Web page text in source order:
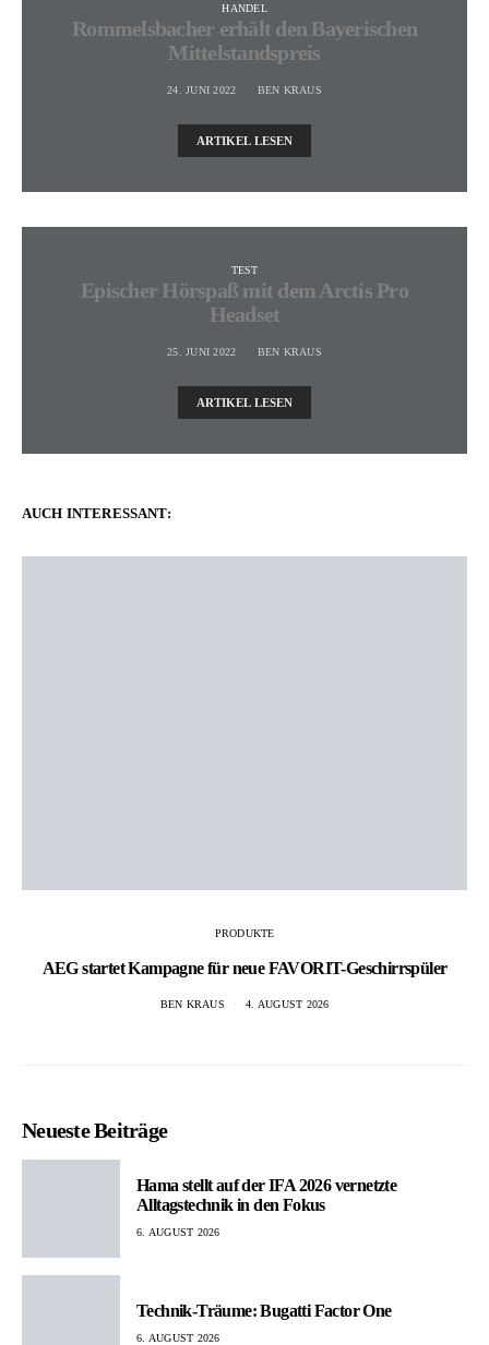
HANDEL
Rommelsbacher erhält den Bayerischen
Mittelstandspreis
24. JUNI 2022 BEN KRAUS
ARTIKEL LESEN
TEST
Epischer Hörspaß mit dem Arctis Pro
Headset
25. JUNI 2022 BEN KRAUS
ARTIKEL LESEN
AUCH INTERESSANT:
PRODUKTE
AEG startet Kampagne für neue FAVORIT-Geschirrspüler
BEN KRAUS 4. AUGUST 2026
Neueste Beiträge
Hama stellt auf der IFA 2026 vernetzte
Alltagstechnik in den Fokus
6. AUGUST 2026
Technik-Träume: Bugatti Factor One
6. AUGUST 2026